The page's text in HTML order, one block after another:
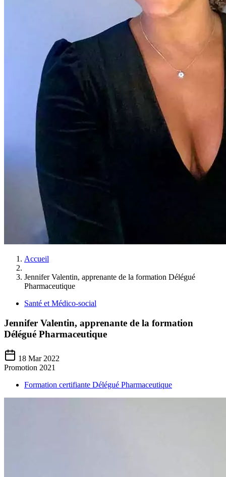
Accueil
Jennifer Valentin, apprenante de la formation Délégué
Pharmaceutique
Santé et Médico-social
Jennifer Valentin, apprenante de la formation
Délégué Pharmaceutique
18 Mar 2022
Promotion 2021
Formation certifiante Délégué Pharmaceutique